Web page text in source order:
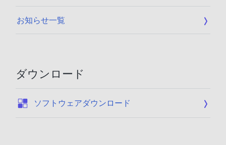
お知らせ一覧
ダウンロード
ソフトウェアダウンロード